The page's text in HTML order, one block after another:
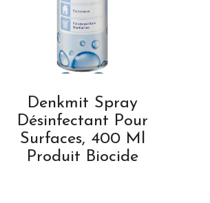
Denkmit Spray
Désinfectant Pour
Surfaces, 400 Ml
Produit Biocide